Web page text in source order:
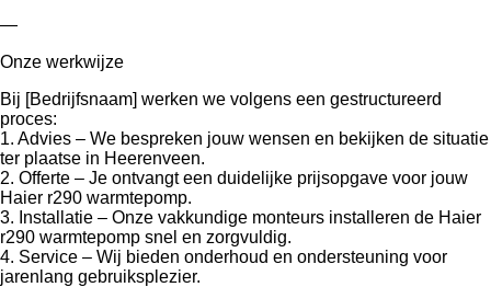
—
Onze werkwijze
Bij [Bedrijfsnaam] werken we volgens een gestructureerd
proces:
1. Advies – We bespreken jouw wensen en bekijken de situatie
ter plaatse in Heerenveen.
2. Offerte – Je ontvangt een duidelijke prijsopgave voor jouw
Haier r290 warmtepomp.
3. Installatie – Onze vakkundige monteurs installeren de Haier
r290 warmtepomp snel en zorgvuldig.
4. Service – Wij bieden onderhoud en ondersteuning voor
jarenlang gebruiksplezier.